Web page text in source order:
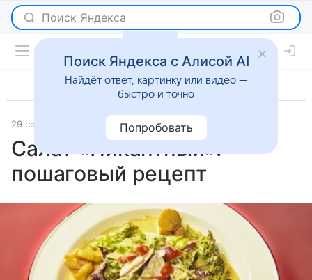
Поиск Яндекса
29 сентября 2025 Рецепты
Салат «Пикантный»:
пошаговый рецепт
Поиск Яндекса с Алисой AI
Найдёт ответ, картинку или видео —
быстро и точно
Попробовать